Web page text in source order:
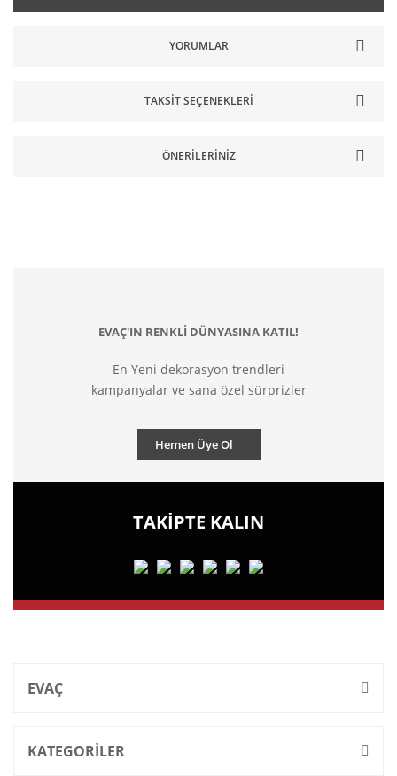
YORUMLAR
TAKSIT SEÇENEKLERI
ÖNERILERINIZ
EVAÇ'IN RENKLİ DÜNYASINA KATIL!
En Yeni dekorasyon trendleri
kampanyalar ve sana özel sürprizler
Hemen Üye Ol
TAKİPTE KALIN
EVAÇ
KATEGORİLER